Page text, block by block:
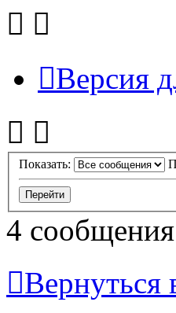
Версия
Показать:
4
Вернуться